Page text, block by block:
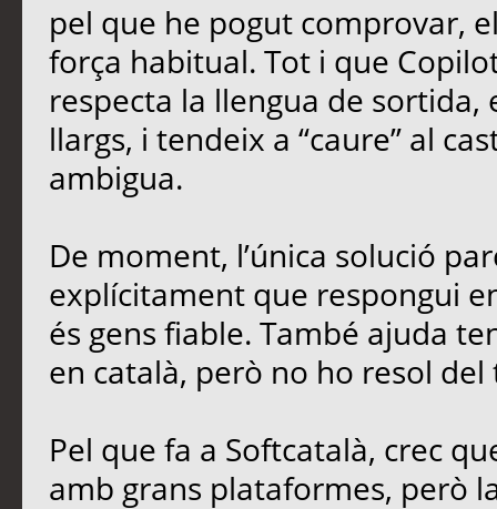
pel que he pogut comprovar,
força habitual. Tot i que
respecta la llengua de
llargs, i tendeix a “caure” al
ambigua.
De moment, l’única solució
explícitament que respongui
és gens fiable. També ajuda
en català, però no ho resol del
Pel que fa a Softcatalà, crec
amb grans plataformes, però